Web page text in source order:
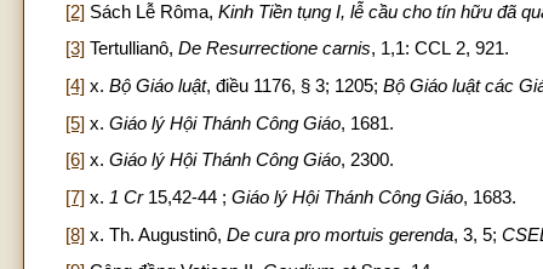
[2] Sách Lễ Rôma, Kinh Tiền tụng I, lễ cầu cho tín hữu đã
[3] Tertullianô, De Resurrectione carnis, 1,1: CCL 2, 921.
[4] x. Bộ Giáo luật, điều 1176, § 3; 1205; Bộ Giáo luật các
[5] x. Giáo lý Hội Thánh Công Giáo, 1681.
[6] x. Giáo lý Hội Thánh Công Giáo, 2300.
[7] x. 1 Cr15,42-44 ; Giáo lý Hội Thánh Công Giáo, 1683.
[8] x. Th. Augustinô, De cura pro mortuis gerenda, 3, 5;